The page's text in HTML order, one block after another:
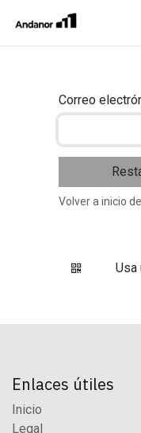
Correo
Volver a inicio
Usa
Enlaces útiles
Inicio
Legal